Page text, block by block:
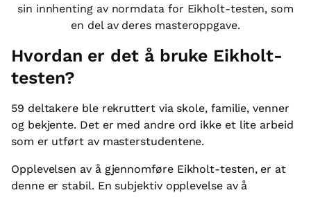
sin innhenting av normdata for Eikholt-testen, som
en del av deres masteroppgave.
Hvordan er det å bruke Eikholt-
testen?
59 deltakere ble rekruttert via skole, familie, venner
og bekjente. Det er med andre ord ikke et lite arbeid
som er utført av masterstudentene.
Opplevelsen av å gjennomføre Eikholt-testen, er at
denne er stabil. En subjektiv opplevelse av å